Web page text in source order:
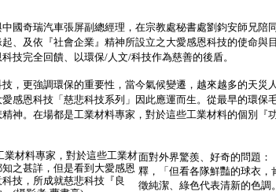
國奇瑞汽車張屏副總經理，在宗教處秘書處劉鈞安師兄
、及依『社會企業』精神所設立之大愛感恩科技的使命
技完全回饋、以環保/人文/科技作為慈善的後盾。
，更強調環保的重要性，當今氣候變遷，越來越多的天
愛感恩科技「慈悲科技系列」因此應運而生。從最早的環
神。在場都是工業材料專家，對於這些工業材料的個別
面對外界驚羨、好奇的問題：
釋，「但看各隊鮮豔的球衣，
徵純潔、綠色代表清新的色調